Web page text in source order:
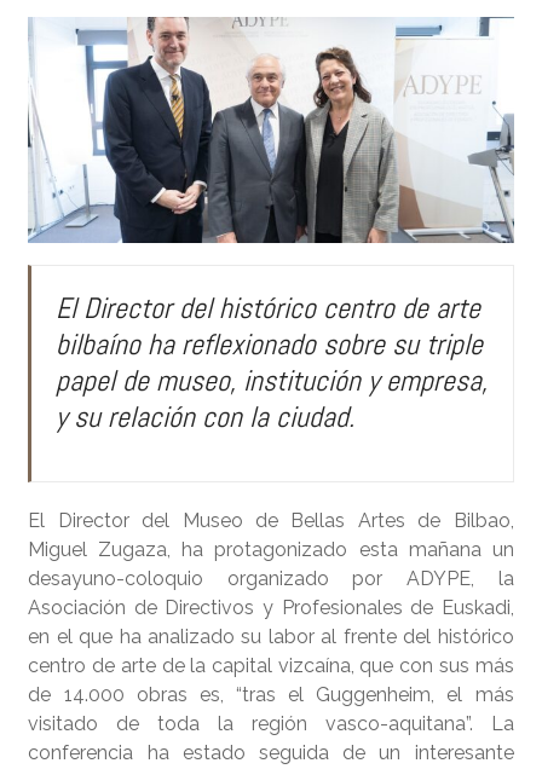
El Director del histórico centro de arte
bilbaíno ha reflexionado sobre su triple
papel de museo, institución y empresa,
y su relación con la ciudad.
El Director del Museo de Bellas Artes de Bilbao,
Miguel Zugaza, ha protagonizado esta mañana un
desayuno-coloquio organizado por ADYPE, la
Asociación de Directivos y Profesionales de Euskadi,
en el que ha analizado su labor al frente del histórico
centro de arte de la capital vizcaína, que con sus más
de 14.000 obras es, “tras el Guggenheim, el más
visitado de toda la región vasco-aquitana”. La
conferencia ha estado seguida de un interesante